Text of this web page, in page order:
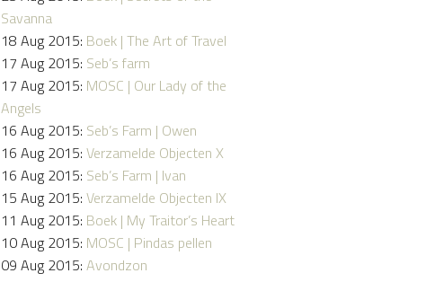
Savanna
18 Aug 2015: Boek | The Art of Travel
17 Aug 2015: Seb’s farm
17 Aug 2015: MOSC | Our Lady of the
Angels
16 Aug 2015: Seb’s Farm | Owen
16 Aug 2015:Verzamelde Objecten X
16 Aug 2015: Seb’s Farm | Ivan
15 Aug 2015:Verzamelde Objecten IX
11 Aug 2015: Boek | My Traitor’s Heart
10 Aug 2015: MOSC | Pindas pellen
09 Aug 2015:Avondzon